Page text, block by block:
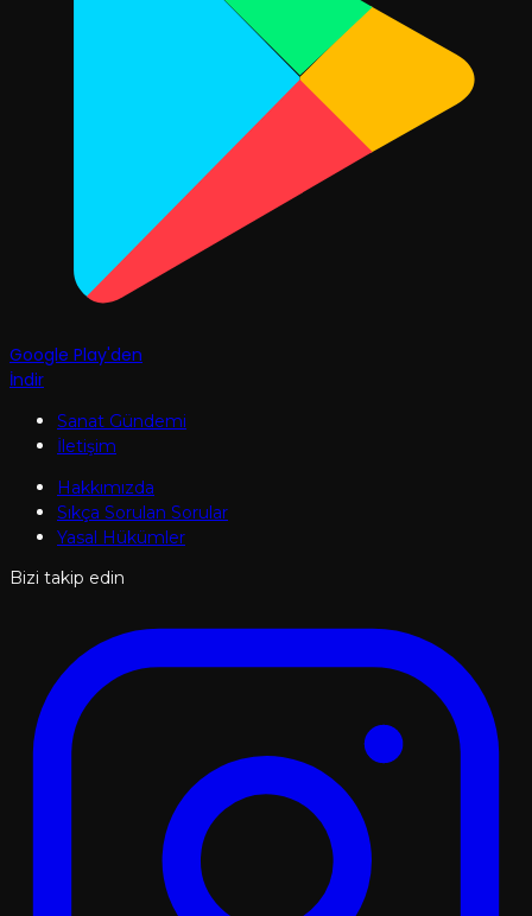
Google Play'den
İndir
Sanat Gündemi
İletişim
Hakkımızda
Sıkça Sorulan Sorular
Yasal Hükümler
Bizi takip edin